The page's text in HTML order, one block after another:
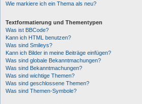
Wie markiere ich ein Thema als neu?
Textformatierung und Thementypen
Was ist BBCode?
Kann ich HTML benutzen?
Was sind Smileys?
Kann ich Bilder in meine Beiträge einfügen?
Was sind globale Bekanntmachungen?
Was sind Bekanntmachungen?
Was sind wichtige Themen?
Was sind geschlossene Themen?
Was sind Themen-Symbole?